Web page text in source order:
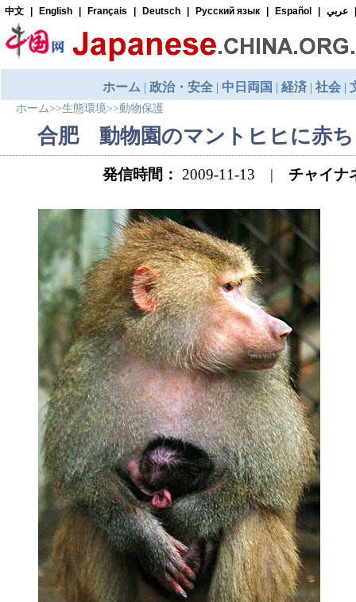
ホーム>>生態環境>>動物保護
合肥 動物園のマントヒヒに赤
発信時間： 2009-11-13 | チャイナ